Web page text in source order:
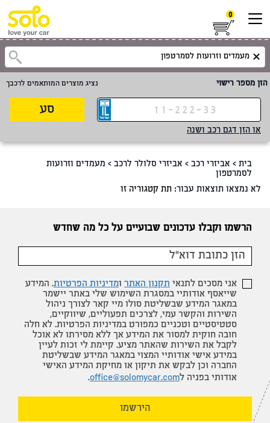
0
הזן מספר רישוי נציג מוצרים המותאמים לרכבך
סע
או הזן דגם רכב ושנה
בית > אביזרי רכב > אביזרי סלולר לרכב > מעמדים וזרועות
לסמרטפון
לא נמצאו תוצאות עבור: תת קטגוריה זו
הרשמו וקבלו עדכונים שבועיים על כל מה שחדש
אני מסכים לתנאי תקנון האתר ומדיניות הפרטיות. המידע
שייאסף אודותיי במסגרת השימוש שלי באתר יישמר
במאגר המידע שבשליטת סולו מיי קאר לצורך ניהול
השירות והקשר עמי, לצרכים תפעוליים, שיווקיים,
סטטיסטיים וטכניים כמפורט במדיניות הפרטיות. לא חלה
חובה חוקית למסור את המידע אך ללא מסירתו לא אוכל
לקבל את השירות שהאתר מציע. קיימת לי זכות לעיין
במידע אישי אודותיי המצוי במאגר המידע שבשליטת
החברה וכן לבקש את תיקון או מחיקת המידע האישי
אודותי בפניה לoffice@solomycar.com
.
הירשמו